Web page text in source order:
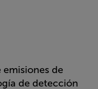
de
de detección